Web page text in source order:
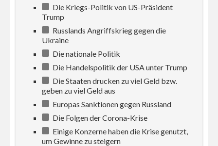
Die Kriegs-Politik von US-Präsident
Trump
Russlands Angriffskrieg gegen die
Ukraine
Die nationale Politik
Die Handelspolitik der USA unter Trump
Die Staaten drucken zu viel Geld bzw.
geben zu viel Geld aus
Europas Sanktionen gegen Russland
Die Folgen der Corona-Krise
Einige Konzerne haben die Krise genutzt,
um Gewinne zu steigern